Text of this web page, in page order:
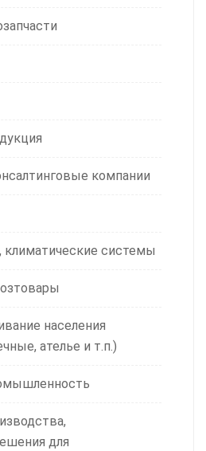
компании
климатические системы
населения
ателье и т.п.)
для